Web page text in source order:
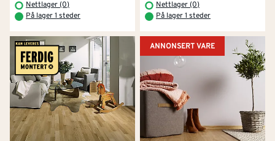
Nettlager (0)
På lager 1 steder
Nettlager (0)
På lager 1 steder
ANNONSERT VARE